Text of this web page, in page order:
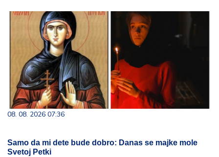
08. 08. 2026 07:36
Samo da mi dete bude dobro: Danas se majke mole
Svetoj Petki